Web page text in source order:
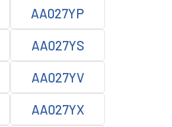
AA027YP
AA027YS
AA027YV
AA027YX